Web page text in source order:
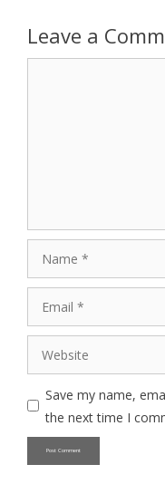
Leave a
Save my name,
the next time I